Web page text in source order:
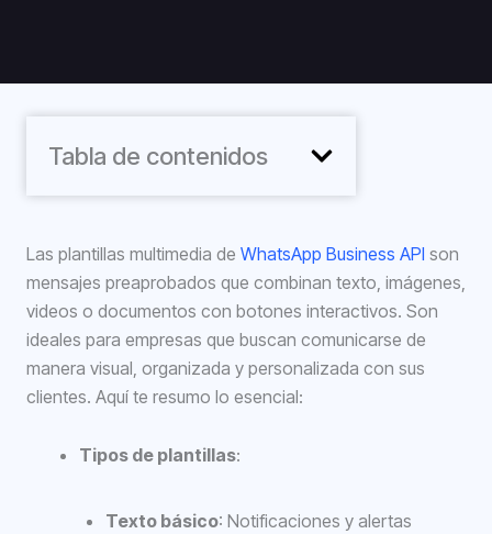
Tabla de contenidos
Las plantillas multimedia de WhatsApp Business API son
mensajes preaprobados que combinan texto, imágenes,
videos o documentos con botones interactivos. Son
ideales para empresas que buscan comunicarse de
manera visual, organizada y personalizada con sus
clientes. Aquí te resumo lo esencial:
Tipos de plantillas:
Texto básico: Notificaciones y alertas